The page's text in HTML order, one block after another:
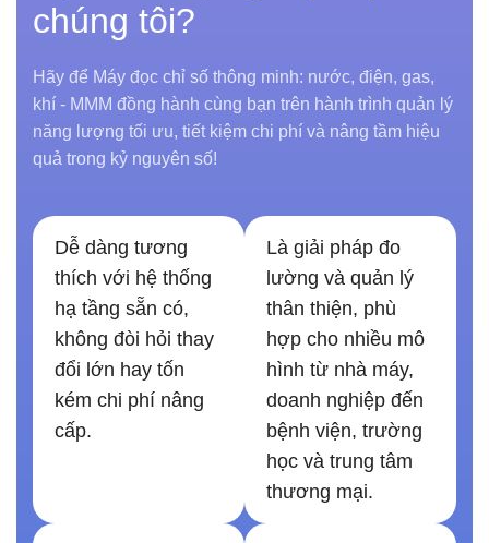
chúng tôi?
Hãy để Máy đọc chỉ số thông minh: nước, điện, gas,
khí - MMM đồng hành cùng bạn trên hành trình quản lý
năng lượng tối ưu, tiết kiệm chi phí và nâng tầm hiệu
quả trong kỷ nguyên số!
Dễ dàng tương
thích với hệ thống
hạ tầng sẵn có,
không đòi hỏi thay
đổi lớn hay tốn
kém chi phí nâng
cấp.
Là giải pháp đo
lường và quản lý
thân thiện, phù
hợp cho nhiều mô
hình từ nhà máy,
doanh nghiệp đến
bệnh viện, trường
học và trung tâm
thương mại.